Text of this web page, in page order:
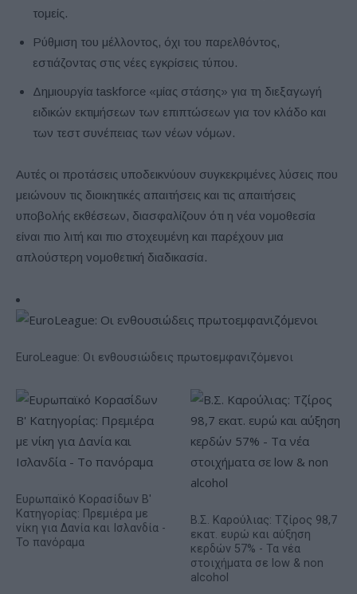
τομείς.
Ρύθμιση του μέλλοντος, όχι του παρελθόντος,
εστιάζοντας στις νέες εγκρίσεις τύπου.
Δημιουργία taskforce «μίας στάσης» για τη διεξαγωγή
ειδικών εκτιμήσεων των επιπτώσεων για τον κλάδο και
των τεστ συνέπειας των νέων νόμων.
Αυτές οι προτάσεις υποδεικνύουν συγκεκριμένες λύσεις που
μειώνουν τις διοικητικές απαιτήσεις και τις απαιτήσεις
υποβολής εκθέσεων, διασφαλίζουν ότι η νέα νομοθεσία
είναι πιο λιτή και πιο στοχευμένη και παρέχουν μια
απλούστερη νομοθετική διαδικασία.
EuroLeague: Οι ενθουσιώδεις πρωτοεμφανιζόμενοι
Ευρωπαϊκό Κορασίδων Β'
Κατηγορίας: Πρεμιέρα με
νίκη για Δανία και Ισλανδία -
Το πανόραμα
Β.Σ. Καρούλιας: Τζίρος 98,7
εκατ. ευρώ και αύξηση
κερδών 57% - Τα νέα
στοιχήματα σε low & non
alcohol